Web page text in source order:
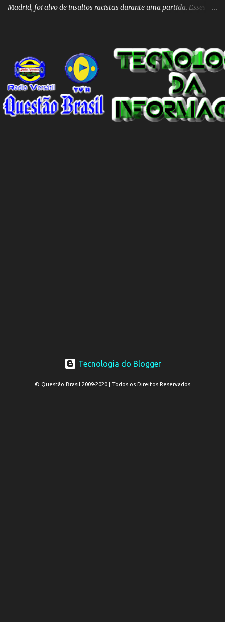
Madrid, foi alvo de insultos racistas durante uma partida. Esses
futebol brasileiros foram convidados a comentar sobre o incidente
envolvendo Vinicius Junior. Eles afirmaram que embora o racismo
seja um problema global, é importante reconhecer que a Espanha
não é um país racista em si. No entanto, existem indivíduos racistas
em todas as partes do mundo, incluindo a Espanha. É essencial
separar o comportamento desses indivíduos racistas da sociedade
Tecnologia do Blogger
© Questão Brasil 2009-2020 | Todos os Direitos Reservados